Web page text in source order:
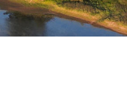
uitslagenPostcode Loterij